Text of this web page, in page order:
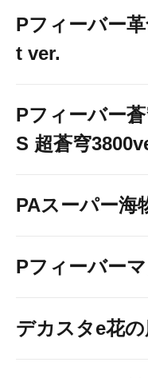
Pフィーバー
t ver.
Pフィーバー
S 超蒼穹
PAスーパー海
Pフィーバー
デカスタe花